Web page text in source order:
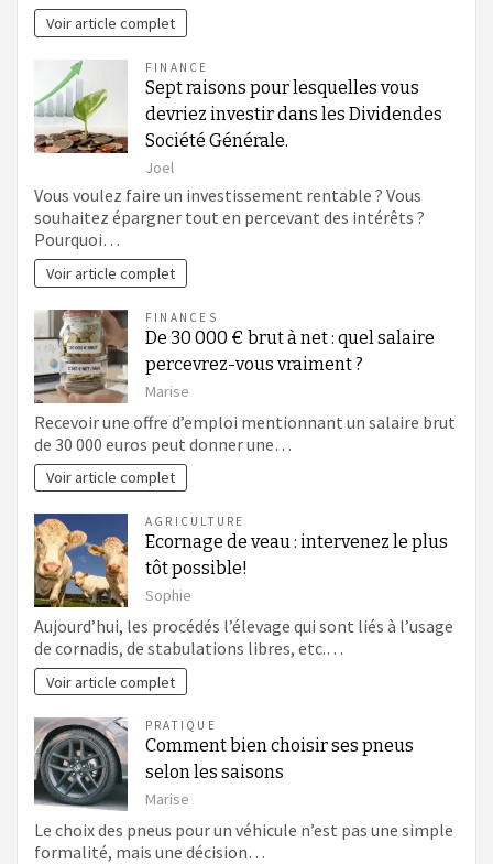
Voir article complet
FINANCE
Sept raisons pour lesquelles vous
devriez investir dans les Dividendes
Société Générale.
Joel
Vous voulez faire un investissement rentable ? Vous
souhaitez épargner tout en percevant des intérêts ?
Pourquoi…
Voir article complet
FINANCES
De 30 000 € brut à net : quel salaire
percevrez-vous vraiment ?
Marise
Recevoir une offre d’emploi mentionnant un salaire brut
de 30 000 euros peut donner une…
Voir article complet
AGRICULTURE
Ecornage de veau : intervenez le plus
tôt possible!
Sophie
Aujourd’hui, les procédés l’élevage qui sont liés à l’usage
de cornadis, de stabulations libres, etc.…
Voir article complet
PRATIQUE
Comment bien choisir ses pneus
selon les saisons
Marise
Le choix des pneus pour un véhicule n’est pas une simple
formalité, mais une décision…